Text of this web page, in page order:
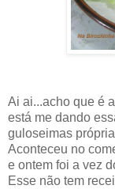
Ai ai...acho que é
está me dando
guloseimas
Aconteceu no
e ontem foi a vez
Esse não tem